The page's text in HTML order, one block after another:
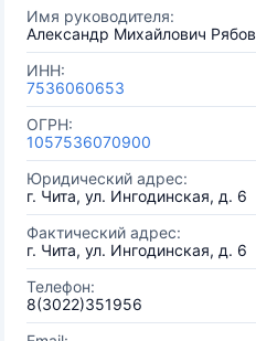
Имя руководителя:
Александр Михайлович Рябов
ИНН:
7536060653
ОГРН:
1057536070900
Юридический адрес:
г. Чита, ул. Ингодинская, д. 6
Фактический адрес:
г. Чита, ул. Ингодинская, д. 6
Телефон:
8(3022)351956